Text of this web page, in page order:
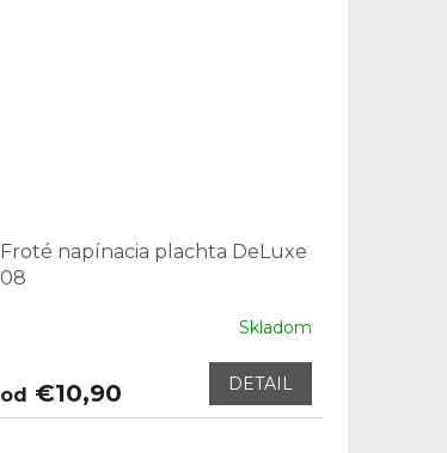
Froté napínacia plachta DeLuxe
08
Skladom
od €10,90 DETAIL